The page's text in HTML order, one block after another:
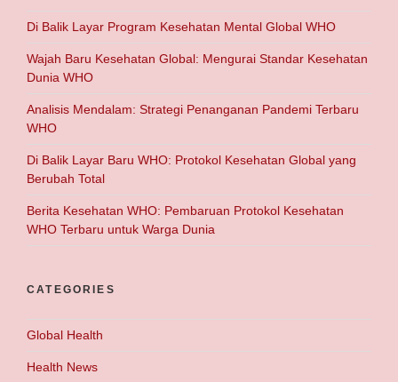
Di Balik Layar Program Kesehatan Mental Global WHO
Wajah Baru Kesehatan Global: Mengurai Standar Kesehatan
Dunia WHO
Analisis Mendalam: Strategi Penanganan Pandemi Terbaru
WHO
Di Balik Layar Baru WHO: Protokol Kesehatan Global yang
Berubah Total
Berita Kesehatan WHO: Pembaruan Protokol Kesehatan
WHO Terbaru untuk Warga Dunia
CATEGORIES
Global Health
Health News